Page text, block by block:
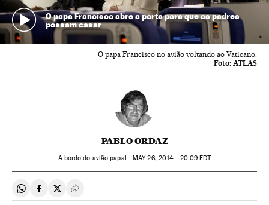
O papa Francisco abre a porta para que os padres
possam casar
O papa Francisco no avião voltando ao Vaticano.
Foto: ATLAS
PABLO ORDAZ
A bordo do avião papal -MAY26, 2014 - 20:09 EDT
Compartir en Whatsapp
Compartir en Facebook
Compartir en Twitter
Desplegar Redes Sociales